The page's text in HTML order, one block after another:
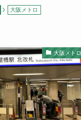
大阪メトロ
大阪メトロ